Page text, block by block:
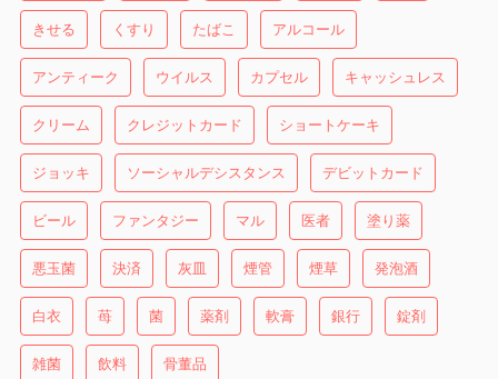
きせる くすり たばこ アルコール
アンティーク ウイルス カプセル キャッシュレス
クリーム クレジットカード ショートケーキ
ジョッキ ソーシャルデシスタンス デビットカード
ビール ファンタジー マル 医者 塗り薬
悪玉菌 決済 灰皿 煙管 煙草 発泡酒
白衣 苺 菌 薬剤 軟膏 銀行 錠剤
雑菌 飲料 骨董品